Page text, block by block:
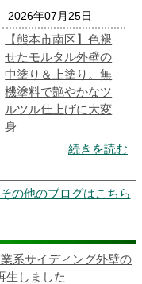
2026年07月25日
【熊本市南区】色褪
せたモルタル外壁の
中塗り＆上塗り。無
機塗料で艶やかなツ
ルツル仕上げに大変
身
続きを読む
その他のブログはこちら
系サイディング外壁の
生しました